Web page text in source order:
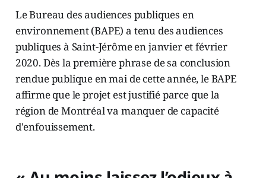
Le Bureau des audiences publiques en
environnement (BAPE) a tenu des audiences
publiques à Saint-Jérôme en janvier et février
2020. Dès la première phrase de sa conclusion
rendue publique en mai de cette année, le BAPE
affirme que le projet est justifié parce que la
région de Montréal va manquer de capacité
d'enfouissement.